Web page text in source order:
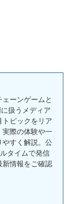
ーンゲームと
扱うメディア
ピックをリア
実際の体験や一
やすく解説。公
タイムで発信
新情報をご確認